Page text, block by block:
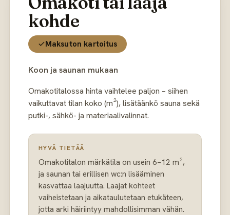
kohde
Maksuton kartoitus
Koon ja saunan mukaan
Omakotitalossa hinta vaihtelee paljon – siihen
vaikuttavat tilan koko (m²), lisätäänkö sauna sekä
putki-, sähkö- ja materiaalivalinnat.
HYVÄ TIETÄÄ
Omakotitalon märkätila on usein 6–12 m²,
ja saunan tai erillisen wc:n lisääminen
kasvattaa laajuutta. Laajat kohteet
vaiheistetaan ja aikataulutetaan etukäteen,
jotta arki häiriintyy mahdollisimman vähän.